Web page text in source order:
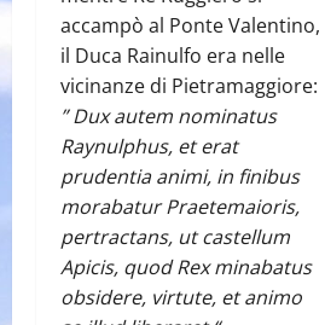
accampò al Ponte Valentino,
il Duca Rainulfo era nelle
vicinanze di Pietramaggiore:
” Dux autem nominatus
Raynulphus, et erat
prudentia animi, in finibus
morabatur Praetemaioris,
pertractans, ut castellum
Apicis, quod Rex minabatus
obsidere, virtute, et animo